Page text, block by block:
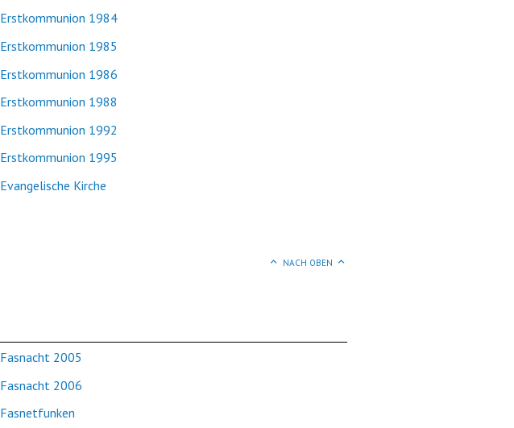
Erstkommunion 1984
Erstkommunion 1985
Erstkommunion 1986
Erstkommunion 1988
Erstkommunion 1992
Erstkommunion 1995
Evangelische Kirche
NACH OBEN
Fasnacht 2005
Fasnacht 2006
Fasnetfunken